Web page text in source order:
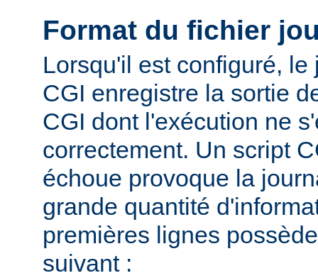
Format du fichier
Lorsqu'il est configuré,
CGI enregistre la sortie
CGI dont l'exécution ne
correctement. Un script
échoue provoque la
grande quantité
premières lignes
suivant :